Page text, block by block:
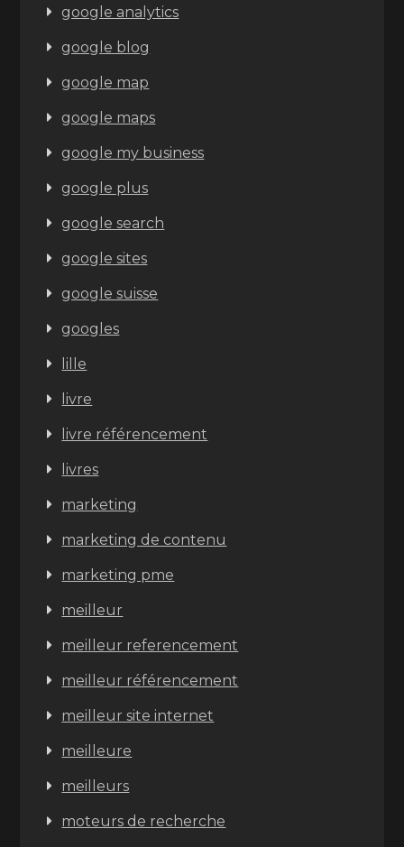
google analytics
google blog
google map
google maps
google my business
google plus
google search
google sites
google suisse
googles
lille
livre
livre référencement
livres
marketing
marketing de contenu
marketing pme
meilleur
meilleur referencement
meilleur référencement
meilleur site internet
meilleure
meilleurs
moteurs de recherche